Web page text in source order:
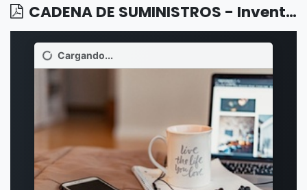
CADENA DE SUMINISTROS - Inventario - ¿Cómo cancelar una solicitud de envío a un transportista?